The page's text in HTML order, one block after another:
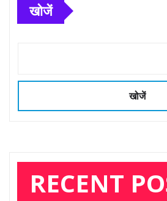
खोजें
खोजें
RECENT